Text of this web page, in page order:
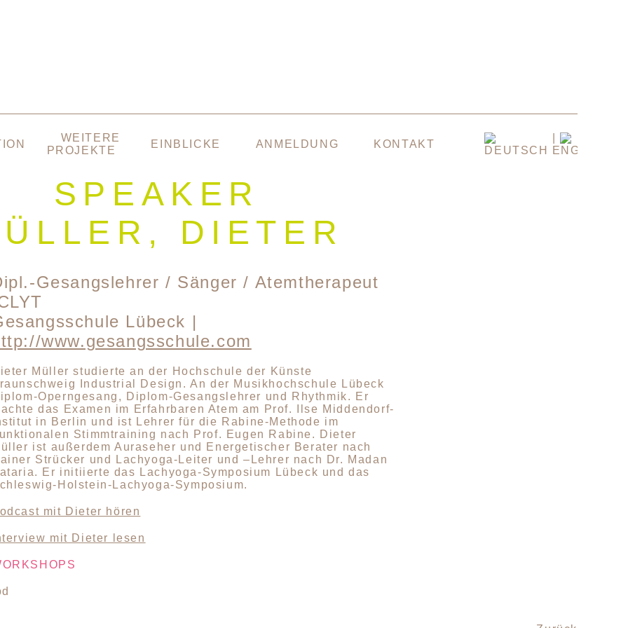
WEITERE
PROJEKTE
EINBLICKE ANMELDUNG KONTAKT
DEUTSCH ENGLISH
SPEAKER
DIETER
Gesangslehrer / Sänger / Atemtherapeut
Lübeck |
www.gesangsschule.com
Müller studierte an der Hochschule der Künste
Industrial Design. An der Musikhochschule Lübeck
Operngesang, Diplom-Gesangslehrer und Rhythmik. Er
das Examen im Erfahrbaren Atem am Prof. Ilse Middendorf-
in Berlin und ist Lehrer für die Rabine-Methode im
Stimmtraining nach Prof. Eugen Rabine. Dieter
ist außerdem Auraseher und Energetischer Berater nach
Strücker und Lachyoga-Leiter und –Lehrer nach Dr. Madan
Er initiierte das Lachyoga-Symposium Lübeck und das
Holstein-Lachyoga-Symposium.
mit Dieter hören
mit Dieter lesen